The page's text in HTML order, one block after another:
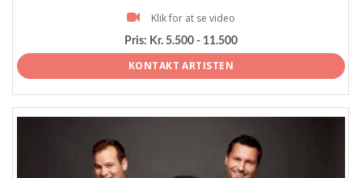
Klik for at se video
Pris: Kr. 5.500 - 11.500
KONTAKT ARTISTEN